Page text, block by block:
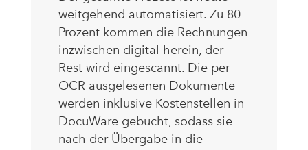
weitgehend automatisiert. Zu 80
Prozent kommen die Rechnungen
inzwischen digital herein, der
Rest wird eingescannt. Die per
OCR ausgelesenen Dokumente
werden inklusive Kostenstellen in
DocuWare gebucht, sodass sie
nach der Übergabe in die